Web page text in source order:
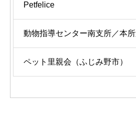
Petfelice
動物指導センター南支所／本
ペット里親会（ふじみ野市）